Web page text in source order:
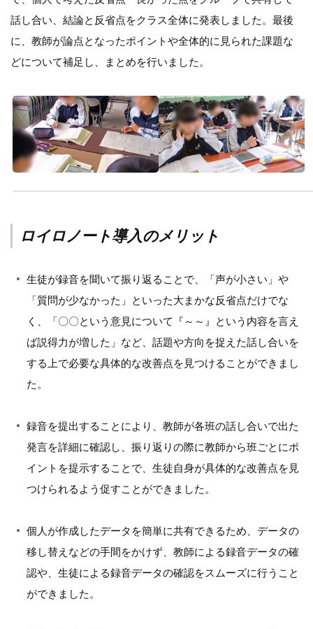
話し合い、結論と反省点をクラス全体に発表しました。最後
に、教師が論点となったポイントや全体的に見られた課題な
どについて補足し、まとめを行いました。
ロイロノート導入のメリット
生徒が録音を聞いて振り返ることで、「声が小さい」や
「質問が少なかった」といった大まかな反省点だけでな
く、「〇〇という意見について『～～』という内容を言え
ば説得力が増した」など、話題や方向を捉えた話し合いを
する上で必要な具体的な改善点を見つけることができまし
た。
録音を提出することにより、教師が各班の話し合いで出た
発言を詳細に確認し、振り返りの際に教師から班ごとにポ
イントを提示することで、生徒自身が具体的な改善点を見
つけられるよう促すことができました。
個人が作成したデータを簡単に共有できるため、データの
移し替えなどの手間をかけず、教師による録音データの確
認や、生徒による録音データの確認をスムーズに行うこと
ができました。